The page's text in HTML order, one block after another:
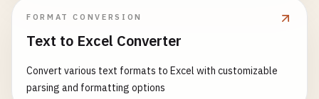
FORMAT CONVERSION
Text to Excel Converter
Convert various text formats to Excel with customizable
parsing and formatting options